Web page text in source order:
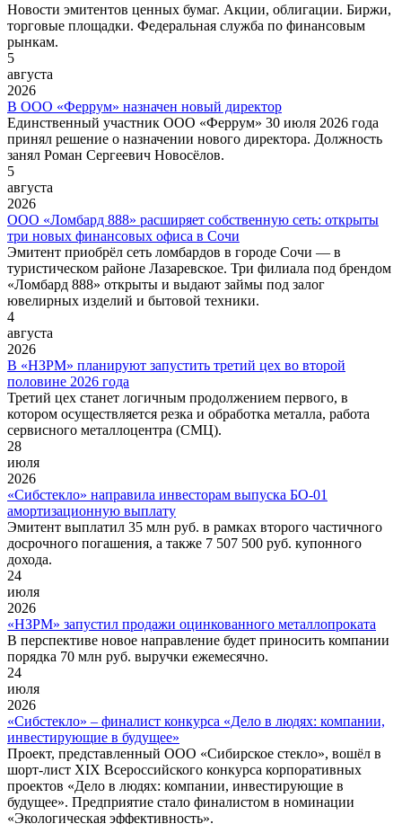
Новости эмитентов ценных бумаг. Акции, облигации. Биржи,
торговые площадки. Федеральная служба по финансовым
рынкам.
5
августа
2026
В ООО «Феррум» назначен новый директор
Единственный участник ООО «Феррум» 30 июля 2026 года
принял решение о назначении нового директора. Должность
занял Роман Сергеевич Новосёлов.
5
августа
2026
ООО «Ломбард 888» расширяет собственную сеть: открыты
три новых финансовых офиса в Сочи
Эмитент приобрёл сеть ломбардов в городе Сочи — в
туристическом районе Лазаревское. Три филиала под брендом
«Ломбард 888» открыты и выдают займы под залог
ювелирных изделий и бытовой техники.
4
августа
2026
В «НЗРМ» планируют запустить третий цех во второй
половине 2026 года
Третий цех станет логичным продолжением первого, в
котором осуществляется резка и обработка металла, работа
сервисного металлоцентра (СМЦ).
28
июля
2026
«Сибстекло» направила инвесторам выпуска БО-01
амортизационную выплату
Эмитент выплатил 35 млн руб. в рамках второго частичного
досрочного погашения, а также 7 507 500 руб. купонного
дохода.
24
июля
2026
«НЗРМ» запустил продажи оцинкованного металлопроката
В перспективе новое направление будет приносить компании
порядка 70 млн руб. выручки ежемесячно.
24
июля
2026
«Сибстекло» – финалист конкурса «Дело в людях: компании,
инвестирующие в будущее»
Проект, представленный ООО «Сибирское стекло», вошёл в
шорт-лист XIX Всероссийского конкурса корпоративных
проектов «Дело в людях: компании, инвестирующие в
будущее». Предприятие стало финалистом в номинации
«Экологическая эффективность».